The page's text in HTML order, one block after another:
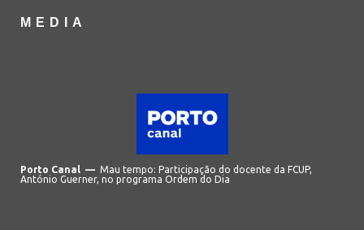
MEDIA
Porto Canal — Mau tempo: Participação do docente da FCUP,
António Guerner, no programa Ordem do Dia